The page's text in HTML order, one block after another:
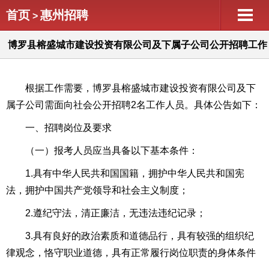
首页 > 惠州招聘
博罗县榕盛城市建设投资有限公司及下属子公司公开招聘工作
根据工作需要，博罗县榕盛城市建设投资有限公司及下
属子公司需面向社会公开招聘2名工作人员。具体公告如下：
一、招聘岗位及要求
（一）报考人员应当具备以下基本条件：
1.具有中华人民共和国国籍，拥护中华人民共和国宪
法，拥护中国共产党领导和社会主义制度；
2.遵纪守法，清正廉洁，无违法违纪记录；
3.具有良好的政治素质和道德品行，具有较强的组织纪
律观念，恪守职业道德，具有正常履行岗位职责的身体条件